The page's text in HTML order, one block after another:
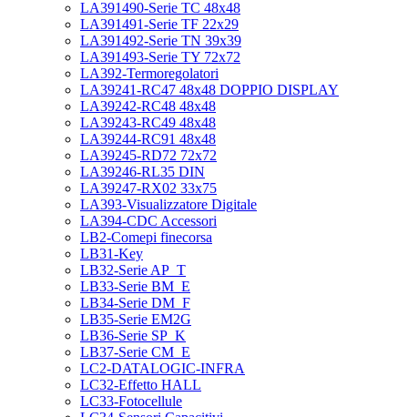
LA391490-Serie TC 48x48
LA391491-Serie TF 22x29
LA391492-Serie TN 39x39
LA391493-Serie TY 72x72
LA392-Termoregolatori
LA39241-RC47 48x48 DOPPIO DISPLAY
LA39242-RC48 48x48
LA39243-RC49 48x48
LA39244-RC91 48x48
LA39245-RD72 72x72
LA39246-RL35 DIN
LA39247-RX02 33x75
LA393-Visualizzatore Digitale
LA394-CDC Accessori
LB2-Comepi finecorsa
LB31-Key
LB32-Serie AP_T
LB33-Serie BM_E
LB34-Serie DM_F
LB35-Serie EM2G
LB36-Serie SP_K
LB37-Serie CM_E
LC2-DATALOGIC-INFRA
LC32-Effetto HALL
LC33-Fotocellule